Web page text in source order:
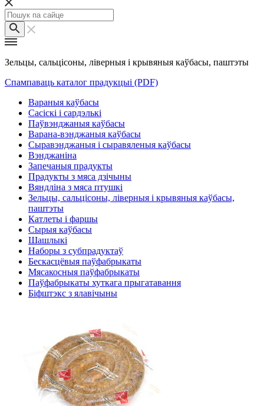
Зельцы, сальцісоны, ліверныя і крывяныя каўбасы, паштэты
Спампаваць каталог прадукцыі (PDF)
Вараныя каўбасы
Сасіскі і сардэлькі
Паўвэнджаныя каўбасы
Варана-вэнджаныя каўбасы
Сыравэнджаныя і сыравяленыя каўбасы
Вэнджаніна
Запечаныя прадукты
Прадукты з мяса дзічыны
Вяндліна з мяса птушкі
Зельцы, сальцісоны, ліверныя і крывяныя каўбасы,
паштэты
Катлеты і фаршы
Сырыя каўбасы
Шашлыкі
Наборы з субпрадуктаў
Бескасцёвыя паўфабрыкаты
Мясакосныя паўфабрыкаты
Паўфабрыкаты хуткага прыгатавання
Біфштэкс з ялавічыны